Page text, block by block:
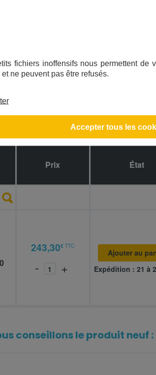
RÉINITIALISER LA
Référence
Prix État
243,30€TTC
- +
Ajouter au
Expédition : 21 à
conseillons le produit neuf :
fichiers inoffensifs nous permettent de
ne peuvent pas être refusés.
Accepter tous les